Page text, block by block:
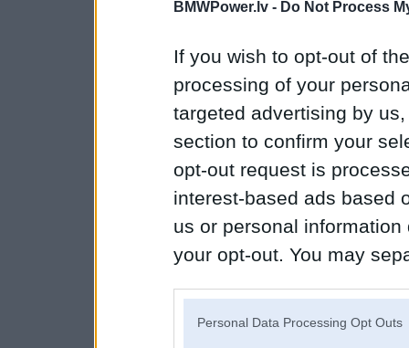
BMWPower.lv - Do Not Process
If you wish to opt-out of
processing of your
targeted advertising by
section to confirm your
opt-out request is
interest-based ads based
us or personal
your opt-out. You may
Personal Data Processing Opt Outs